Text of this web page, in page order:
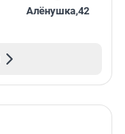
Алёнушка,42